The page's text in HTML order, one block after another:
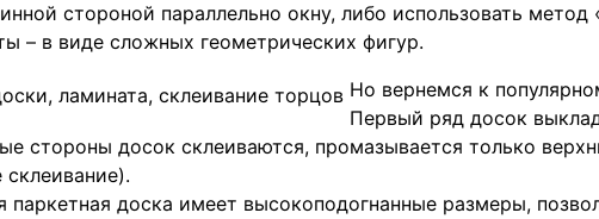
стороной параллельно окну, либо использовать
– в виде сложных геометрических фигур.
Но вернемся к
Первый ряд досок
стороны досок склеиваются, промазывается только
паркетная доска имеет высокоподогнанные размеры,